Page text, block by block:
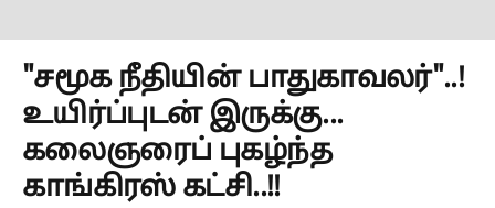
"சமூக நீதியின் பாதுகாவலர்"..!
உயிர்ப்புடன் இருக்கு...
கலைஞரைப் புகழ்ந்த
காங்கிரஸ் கட்சி..!!